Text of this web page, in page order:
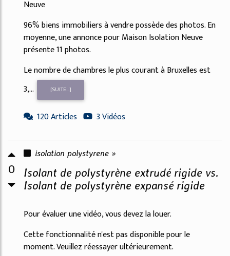
Neuve
96% biens immobiliers à vendre possède des photos. En
moyenne, une annonce pour Maison Isolation Neuve
présente 11 photos.
Le nombre de chambres le plus courant à Bruxelles est
3,...
[SUITE...]
120 Articles 3 Vidéos
0
isolation polystyrene »
Isolant de polystyrène extrudé rigide vs.
Isolant de polystyrène expansé rigide
Pour évaluer une vidéo, vous devez la louer.
Cette fonctionnalité n'est pas disponible pour le
moment. Veuillez réessayer ultérieurement.